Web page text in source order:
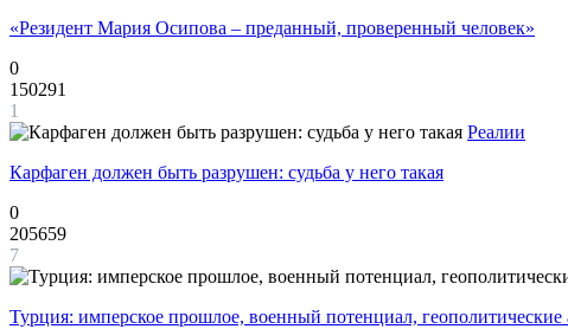
«Резидент Мария Осипова – преданный, проверенный человек»
0
150291
1
Реалии
Карфаген должен быть разрушен: судьба у него такая
0
205659
7
Турция: имперское прошлое, военный потенциал,